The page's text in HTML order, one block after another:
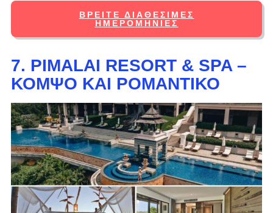
ΒΡΕΊΤΕ ΔΙΑΘΈΣΙΜΕΣ
ΗΜΕΡΟΜΗΝΊΕΣ
7. PIMALAI RESORT & SPA –
ΚΟΜΨΌ ΚΑΙ ΡΟΜΑΝΤΙΚΌ